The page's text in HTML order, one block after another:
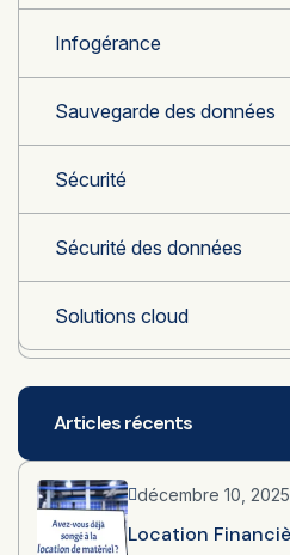
Infogérance
Sauvegarde des données
Sécurité
Sécurité des données
Solutions cloud
Articles récents
décembre 10, 2025
Location